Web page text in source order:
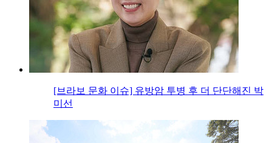
[브라보 문화 이슈] 유방암 투병 후 더 단단해진 박
미선